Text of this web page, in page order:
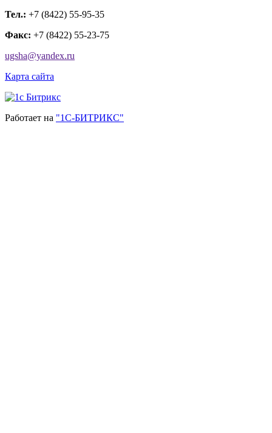
Тел.: +7 (8422) 55-95-35
Факс: +7 (8422) 55-23-75
ugsha@yandex.ru
Карта сайта
Работает на "1С-БИТРИКС"